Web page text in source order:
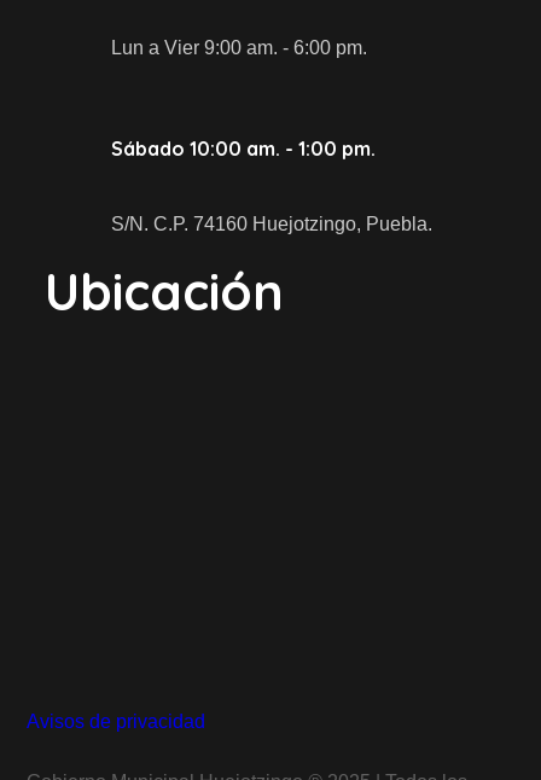
Lun a Vier 9:00 am. - 6:00 pm.
Sábado 10:00 am. - 1:00 pm.
S/N. C.P. 74160 Huejotzingo, Puebla.
Ubicación
Avisos de privacidad